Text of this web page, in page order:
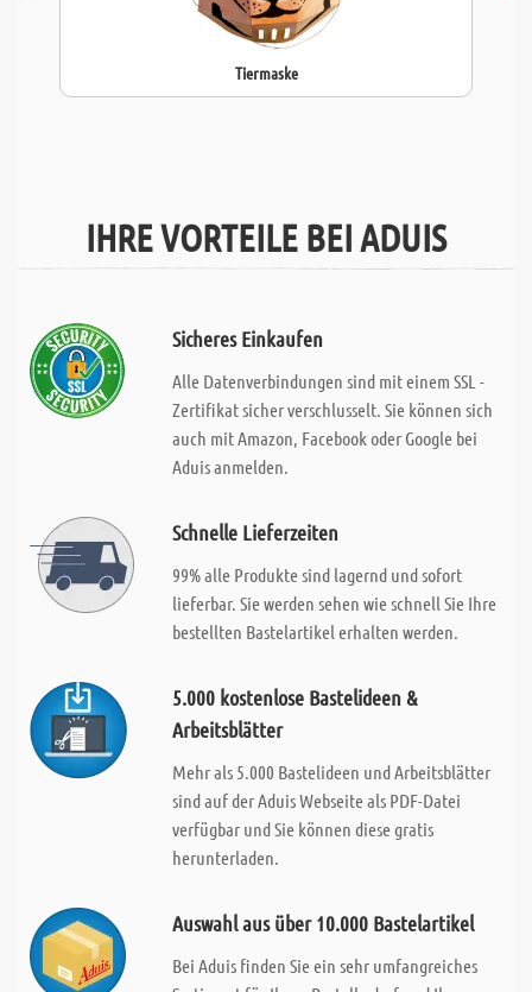
Tiermaske
IHRE VORTEILE BEI ADUIS
Sicheres Einkaufen
Alle Datenverbindungen sind mit einem SSL -
Zertifikat sicher verschlusselt. Sie können sich
auch mit Amazon, Facebook oder Google bei
Aduis anmelden.
Schnelle Lieferzeiten
99% alle Produkte sind lagernd und sofort
lieferbar. Sie werden sehen wie schnell Sie Ihre
bestellten Bastelartikel erhalten werden.
5.000 kostenlose Bastelideen &
Arbeitsblätter
Mehr als 5.000 Bastelideen und Arbeitsblätter
sind auf der Aduis Webseite als PDF-Datei
verfügbar und Sie können diese gratis
herunterladen.
Auswahl aus über 10.000 Bastelartikel
Bei Aduis finden Sie ein sehr umfangreiches